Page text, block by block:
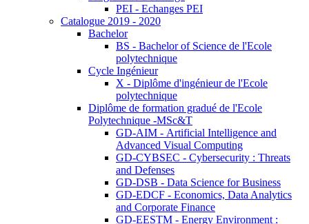
PEI - Echanges PEI
Catalogue 2019 - 2020
Bachelor
BS - Bachelor of Science de l'Ecole
polytechnique
Cycle Ingénieur
X - Diplôme d'ingénieur de l'Ecole
polytechnique
Diplôme de formation gradué de l'Ecole
Polytechnique -MSc&T
GD-AIM - Artificial Intelligence and
Advanced Visual Computing
GD-CYBSEC - Cybersecurity : Threats
and Defenses
GD-DSB - Data Science for Business
GD-EDCF - Economics, Data Analytics
and Corporate Finance
GD-EESTM - Energy Environment :